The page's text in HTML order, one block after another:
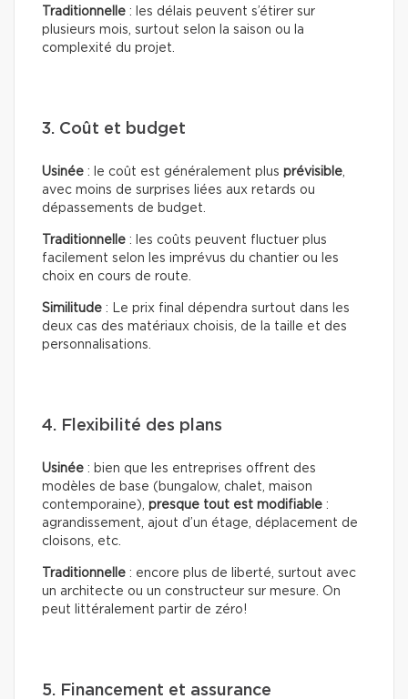
Traditionnelle : les délais peuvent s’étirer sur
plusieurs mois, surtout selon la saison ou la
complexité du projet.
3. Coût et budget
Usinée : le coût est généralement plus prévisible,
avec moins de surprises liées aux retards ou
dépassements de budget.
Traditionnelle : les coûts peuvent fluctuer plus
facilement selon les imprévus du chantier ou les
choix en cours de route.
Similitude : Le prix final dépendra surtout dans les
deux cas des matériaux choisis, de la taille et des
personnalisations.
4. Flexibilité des plans
Usinée : bien que les entreprises offrent des
modèles de base (bungalow, chalet, maison
contemporaine), presque tout est modifiable :
agrandissement, ajout d’un étage, déplacement de
cloisons, etc.
Traditionnelle : encore plus de liberté, surtout avec
un architecte ou un constructeur sur mesure. On
peut littéralement partir de zéro!
5. Financement et assurance